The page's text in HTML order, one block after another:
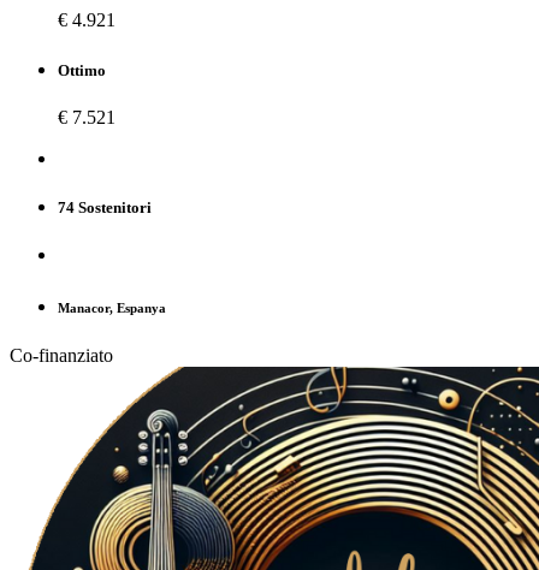
€ 4.921
Ottimo
€ 7.521
74 Sostenitori
Manacor, Espanya
Co-finanziato